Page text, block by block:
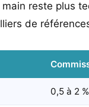
reste plus
de
0,5 à 2 %